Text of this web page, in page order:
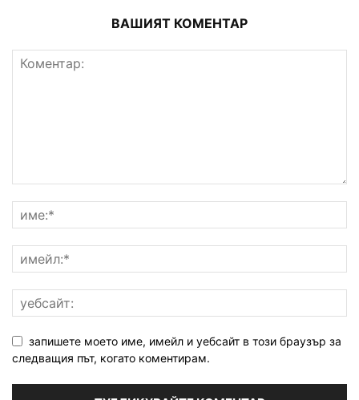
ВАШИЯТ КОМЕНТАР
запишете моето име, имейл и уебсайт в този браузър за
следващия път, когато коментирам.